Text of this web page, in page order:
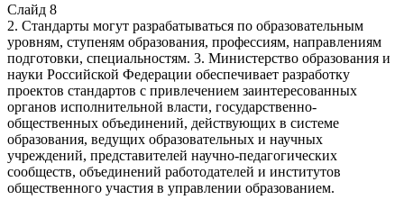
Слайд 8
2. Стандарты могут разрабатываться по образовательным
уровням, ступеням образования, профессиям, направлениям
подготовки, специальностям. 3. Министерство образования и
науки Российской Федерации обеспечивает разработку
проектов стандартов с привлечением заинтересованных
органов исполнительной власти, государственно-
общественных объединений, действующих в системе
образования, ведущих образовательных и научных
учреждений, представителей научно-педагогических
сообществ, объединений работодателей и институтов
общественного участия в управлении образованием.